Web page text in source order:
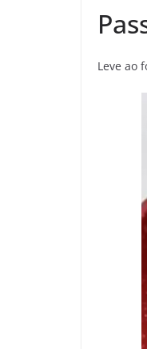
Leve ao